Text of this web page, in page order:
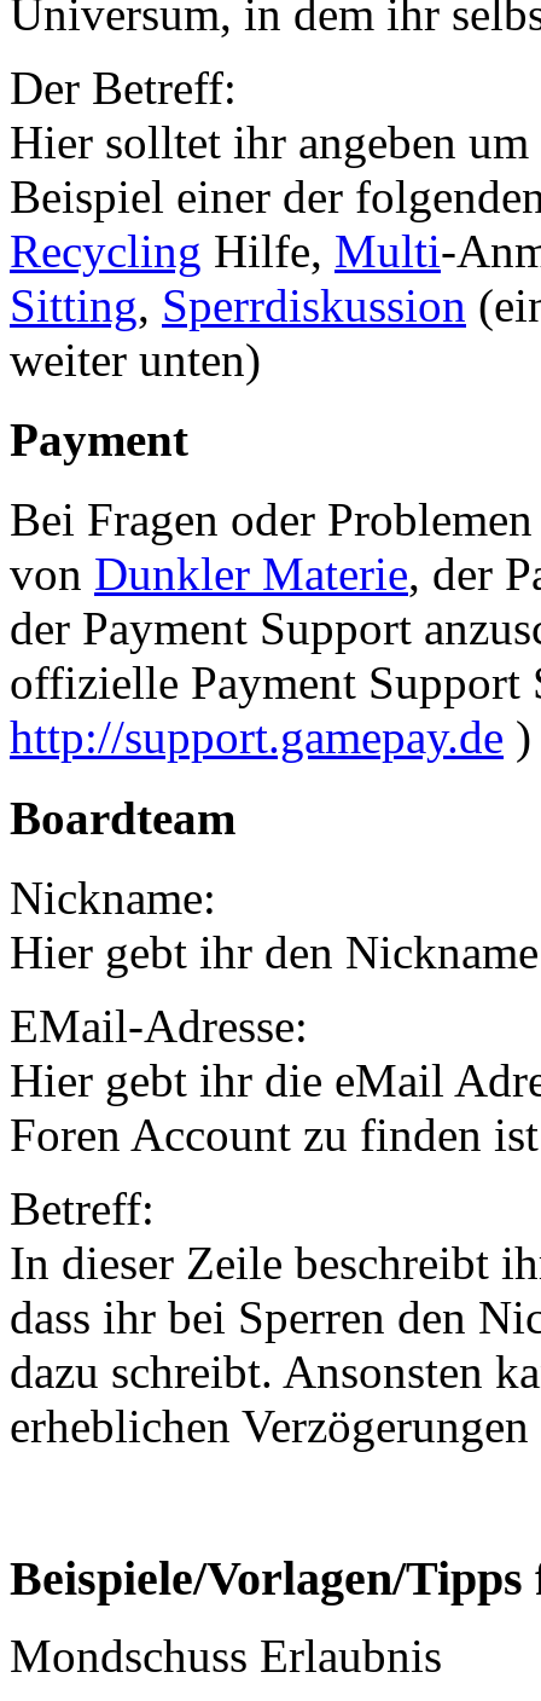
Universum, in dem ihr
Der Betreff:
Hier solltet ihr angeben
Beispiel einer der
Recycling Hilfe, Multi-
Sitting, Sperrdiskussion
weiter unten)
Payment
Bei Fragen oder
von Dunkler Materie, der
der Payment Support
offizielle Payment Support
http://support.gamepay.de )
Boardteam
Nickname:
Hier gebt ihr den
EMail-Adresse:
Hier gebt ihr die eMail
Foren Account zu finden
Betreff:
In dieser Zeile beschreibt
dass ihr bei Sperren den
dazu schreibt. Ansonsten
erheblichen
Beispiele/Vorlagen/
Mondschuss Erlaubnis